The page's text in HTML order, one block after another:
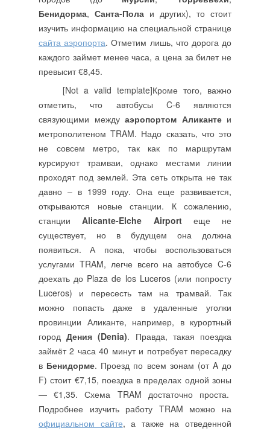
Бенидорма, Санта-Пола и других), то стоит
изучить информацию на специальной странице
сайта аэропорта. Отметим лишь, что дорога до
каждого займет менее часа, а цена за билет не
превысит €8,45.
[Not a valid template]Кроме того, важно
отметить, что автобусы C-6 являются
связующими между аэропортом Аликантеи
метрополитеном TRAM. Надо сказать, что это
не совсем метро, так как по маршрутам
курсируют трамваи, однако местами линии
проходят под землей. Эта сеть открыта не так
давно – в 1999 году. Она еще развивается,
открываются новые станции. К сожалению,
станцииAlicante-Elche Airportеще не
существует, но в будущем она должна
появиться. А пока, чтобы воспользоваться
услугами TRAM, легче всего на автобусе C-6
доехать до Plaza de los Luceros (или попросту
Luceros) и пересесть там на трамвай. Так
можно попасть даже в удаленные уголки
провинции Аликанте, например, в курортный
городДения (Denia). Правда, такая поездка
займёт 2 часа 40 минут и потребует пересадку
в Бенидорме. Проезд по всем зонам (от A до
F) стоит €7,15, поездка в пределах одной зоны
— €1,35. Схема TRAM достаточно проста.
Подробнее изучить работу TRAM можно на
официальном сайте, а также на отведенной